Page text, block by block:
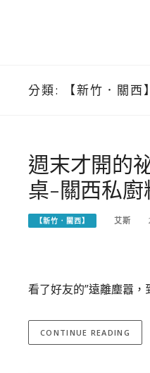
分類: 【新竹．關西】
週末才開的
桌-關西私廚
【新竹．關西】 艾斯
看了好友的”遠離塵囂
CONTINUE READING